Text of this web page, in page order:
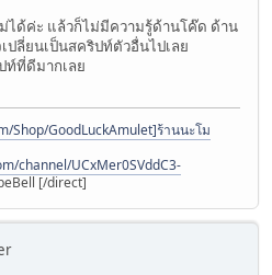
ได้ค่ะ แล้วก็ไม่มีความรู้ด้านโค๊ด ด้าน
ปลี่ยนเป็นสคริปท์ตัวอื่นไปเลย
ท์ที่ดีมากเลย
Shop/GoodLuckAmulet]ร้านนะโม
channel/UCxMer0SVddC3-
[/direct]